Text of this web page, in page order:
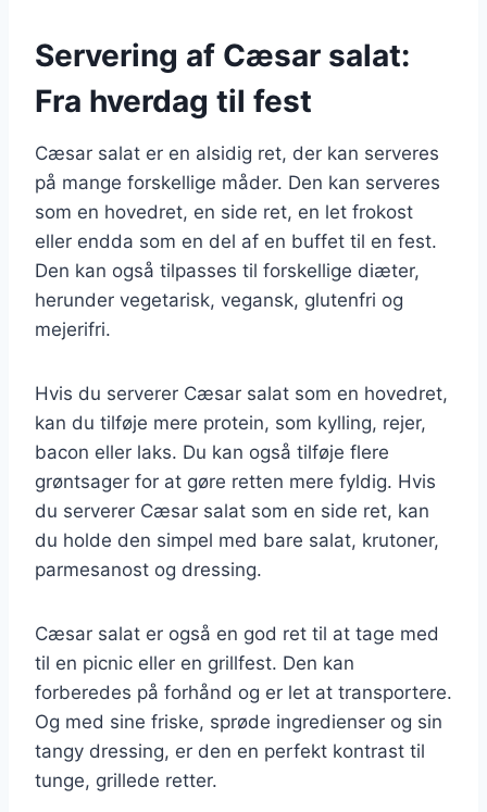
Servering af Cæsar salat:
Fra hverdag til fest
Cæsar salat er en alsidig ret, der kan serveres
på mange forskellige måder. Den kan serveres
som en hovedret, en side ret, en let frokost
eller endda som en del af en buffet til en fest.
Den kan også tilpasses til forskellige diæter,
herunder vegetarisk, vegansk, glutenfri og
mejerifri.
Hvis du serverer Cæsar salat som en hovedret,
kan du tilføje mere protein, som kylling, rejer,
bacon eller laks. Du kan også tilføje flere
grøntsager for at gøre retten mere fyldig. Hvis
du serverer Cæsar salat som en side ret, kan
du holde den simpel med bare salat, krutoner,
parmesanost og dressing.
Cæsar salat er også en god ret til at tage med
til en picnic eller en grillfest. Den kan
forberedes på forhånd og er let at transportere.
Og med sine friske, sprøde ingredienser og sin
tangy dressing, er den en perfekt kontrast til
tunge, grillede retter.